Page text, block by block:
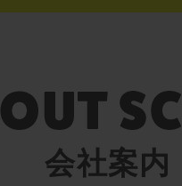
会社案内